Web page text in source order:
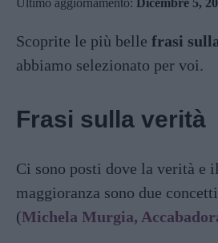
Scoprite le più belle frasi
abbiamo selezionato per voi.
Frasi sulla verità
Ci sono posti dove la verità e
maggioranza sono due
(Michela Murgia,